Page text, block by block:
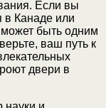
Если вы
в Канаде или
может быть одним
ваш путь к
двери в